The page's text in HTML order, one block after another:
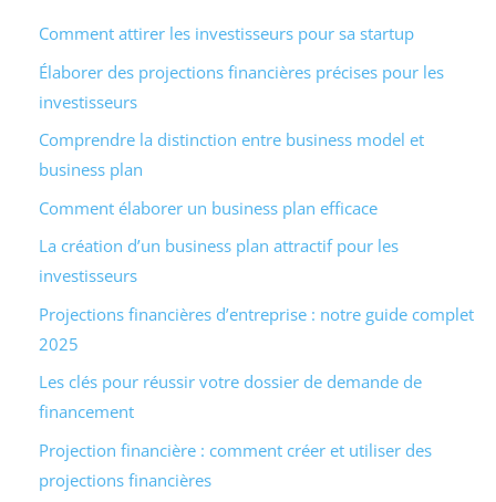
Comment attirer les investisseurs pour sa startup
Élaborer des projections financières précises pour les
investisseurs
Comprendre la distinction entre business model et
business plan
Comment élaborer un business plan efficace
La création d’un business plan attractif pour les
investisseurs
Projections financières d’entreprise : notre guide complet
2025
Les clés pour réussir votre dossier de demande de
financement
Projection financière : comment créer et utiliser des
projections financières